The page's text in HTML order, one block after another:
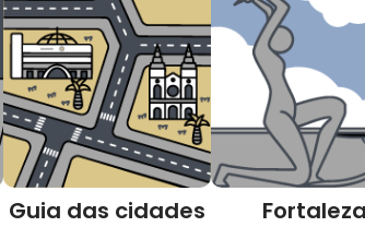
Guia das cidades Fortaleza